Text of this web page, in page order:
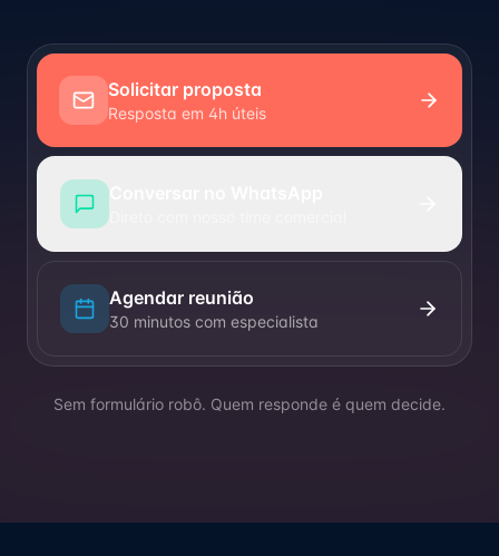
Solicitar proposta
Resposta em 4h úteis
Agendar reunião
30 minutos com especialista
Sem formulário robô. Quem responde é quem decide.